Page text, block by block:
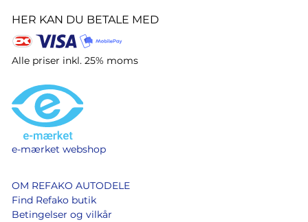
HER KAN DU BETALE MED
Alle priser inkl. 25% moms
e-mærket webshop
OM REFAKO AUTODELE
Find Refako butik
Betingelser og vilkår